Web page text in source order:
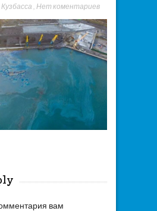
Нет коментариев
вам